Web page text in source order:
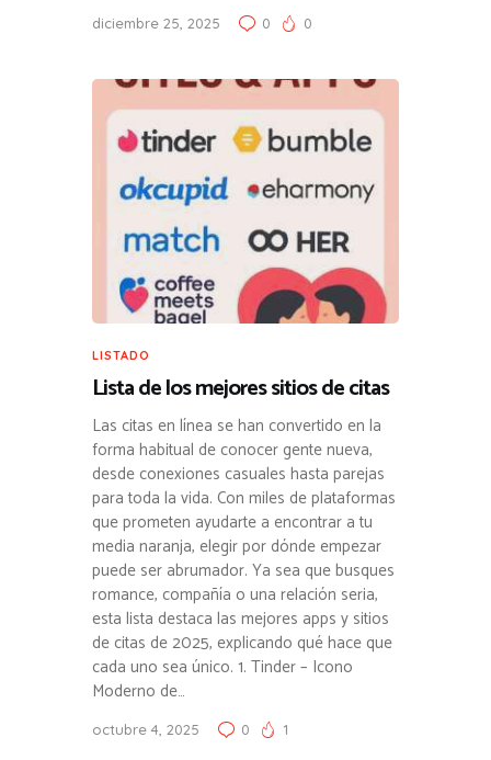
diciembre 25, 2025 0 0
LISTADO
Lista de los mejores sitios de citas
Las citas en línea se han convertido en la
forma habitual de conocer gente nueva,
desde conexiones casuales hasta parejas
para toda la vida. Con miles de plataformas
que prometen ayudarte a encontrar a tu
media naranja, elegir por dónde empezar
puede ser abrumador. Ya sea que busques
romance, compañía o una relación seria,
esta lista destaca las mejores apps y sitios
de citas de 2025, explicando qué hace que
cada uno sea único. 1. Tinder – Icono
Moderno de…
octubre 4, 2025 0 1